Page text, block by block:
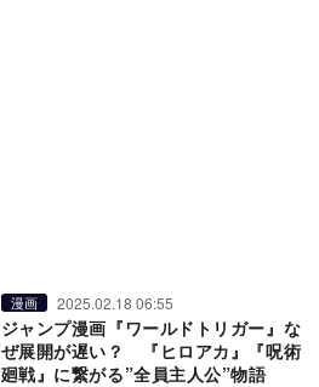
漫画 2025.02.18 06:55
ジャンプ漫画『ワールドトリガー』な
ぜ展開が遅い？ 『ヒロアカ』『呪術
廻戦』に繋がる”全員主人公”物語